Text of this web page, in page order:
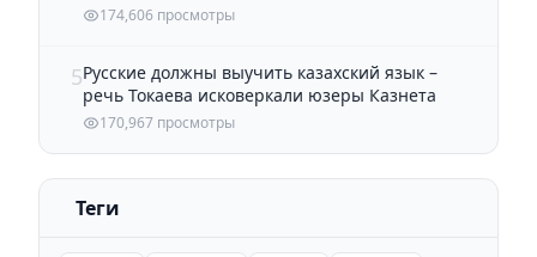
174,606 просмотры
5Русские должны выучить казахский язык –
речь Токаева исковеркали юзеры Казнета
170,967 просмотры
Теги